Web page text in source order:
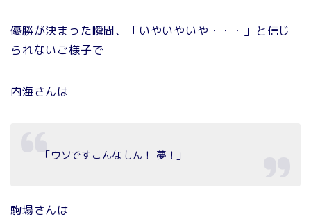
優勝が決まった瞬間、「いやいやいや・・・」と信じ
られないご様子で
内海さんは
「ウソですこんなもん！ 夢！」
駒場さんは